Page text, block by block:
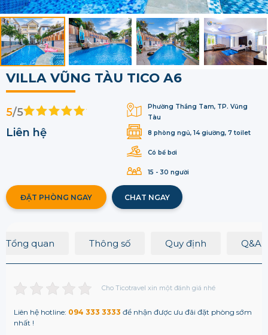
VILLA VŨNG TÀU TICO A6
Phường Thắng Tam, TP. Vũng
Tàu
8 phòng ngủ, 14 giường, 7 toilet
Có bể bơi
15 - 30 người
5/5
Liên hệ
ĐẶT PHÒNG NGAY CHAT NGAY
Tổng quan Thông số Quy định Q&A
Cho Ticotravel xin một đánh giá nhé
Liên hệ hotline: 094 333 3333 để nhận được ưu đãi đặt phòng sớm
nhất !